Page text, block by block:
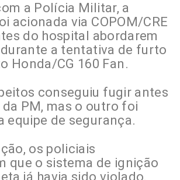
a Polícia Militar, a
acionada via COPOM/CRE
do hospital abordarem
a tentativa de furto
Honda/CG 160 Fan.
conseguiu fugir antes
PM, mas o outro foi
equipe de segurança.
os policiais
que o sistema de ignição
já havia sido violado,